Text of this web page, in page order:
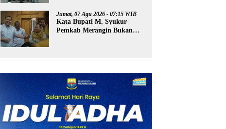
Jumat, 07 Agu 2026 - 07:15 WIB
Kata Bupati M. Syukur
Pemkab Merangin Bukan